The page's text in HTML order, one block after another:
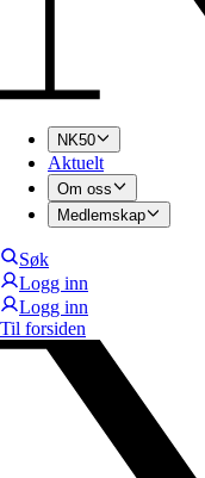
NK50
Aktuelt
Om oss
Medlemskap
Søk
Logg inn
Logg inn
Til forsiden